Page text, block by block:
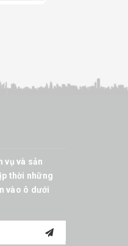
vụ và sản
thời những
vào ô dưới